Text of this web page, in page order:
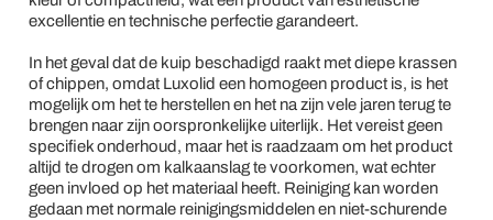
excellentie en technische perfectie garandeert.
In het geval dat de kuip beschadigd raakt met diepe krassen
of chippen, omdat Luxolid een homogeen product is, is het
mogelijk om het te herstellen en het na zijn vele jaren terug te
brengen naar zijn oorspronkelijke uiterlijk. Het vereist geen
specifiek onderhoud, maar het is raadzaam om het product
altijd te drogen om kalkaanslag te voorkomen, wat echter
geen invloed op het materiaal heeft. Reiniging kan worden
gedaan met normale reinigingsmiddelen en niet-schurende